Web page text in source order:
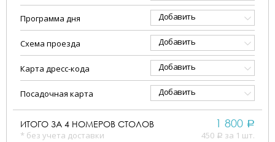
Программа дня Добавить
Схема проезда Добавить
Карта дресс-кода Добавить
Посадочная карта Добавить
ИТОГО ЗА 4 НОМЕРОВ СТОЛОВ
* без учета доставки
1 800 a
450 a за 1 шт.